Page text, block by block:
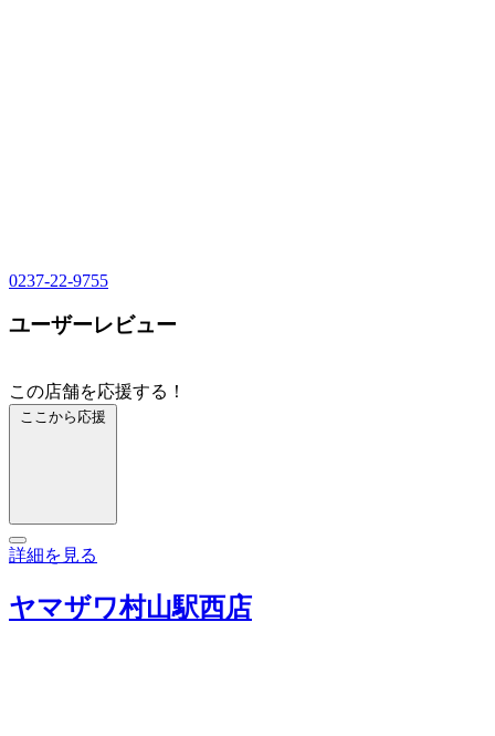
0237-22-9755
ユーザーレビュー
この店舗を応援する！
ここから応援
詳細を見る
ヤマザワ村山駅西店